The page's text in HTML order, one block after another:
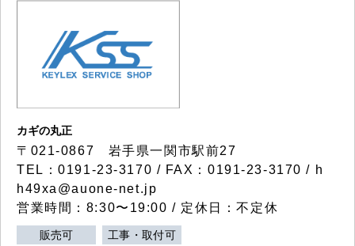
カギの丸正
〒021-0867 岩手県一関市駅前27
TEL：0191-23-3170 / FAX：0191-23-3170 / h
h49xa@auone-net.jp
営業時間：8:30〜19:00 / 定休日：不定休
販売可 工事・取付可